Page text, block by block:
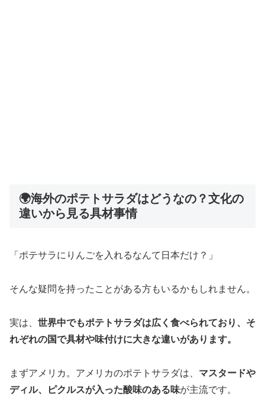
🌍海外のポテトサラダはどうなの？文化の
違いから見る具材事情
「ポテサラにりんごを入れるなんて日本だけ？」
そんな疑問を持ったことがある方もいるかもしれません。
実は、 世界中でもポテトサラダは広く食べられており、そ
れぞれの国で具材や味付けに大きな違いがあります。
まずアメリカ。アメリカのポテトサラダは、 マスタードや
ディル、ピクルスが入った酸味のある味が主流です。